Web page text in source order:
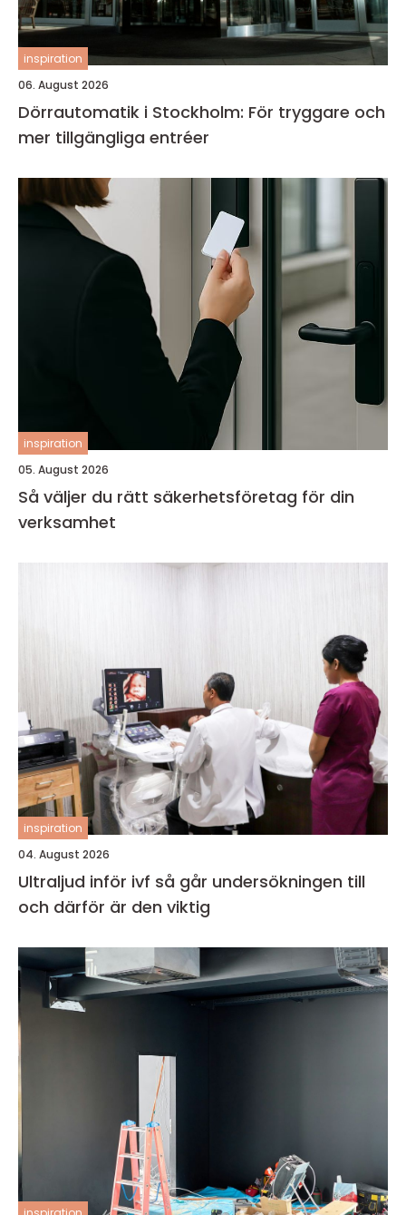
inspiration
06. August 2026
Dörrautomatik i Stockholm: För tryggare och
mer tillgängliga entréer
inspiration
05. August 2026
Så väljer du rätt säkerhetsföretag för din
verksamhet
inspiration
04. August 2026
Ultraljud inför ivf så går undersökningen till
och därför är den viktig